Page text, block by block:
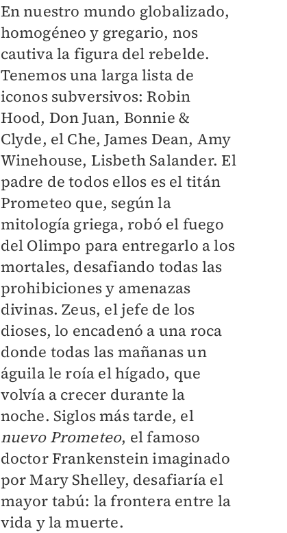
En nuestro mundo globalizado,
homogéneo y gregario, nos
cautiva la figura del rebelde.
Tenemos una larga lista de
iconos subversivos: Robin
Hood, Don Juan, Bonnie &
Clyde, el Che, James Dean, Amy
Winehouse, Lisbeth Salander. El
padre de todos ellos es el titán
Prometeo que, según la
mitología griega, robó el fuego
del Olimpo para entregarlo a los
mortales, desafiando todas las
prohibiciones y amenazas
divinas. Zeus, el jefe de los
dioses, lo encadenó a una roca
donde todas las mañanas un
águila le roía el hígado, que
volvía a crecer durante la
noche. Siglos más tarde, el
nuevo Prometeo, el famoso
doctor Frankenstein imaginado
por Mary Shelley, desafiaría el
mayor tabú: la frontera entre la
vida y la muerte.